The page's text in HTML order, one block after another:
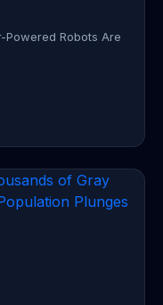
Powered Robots Are